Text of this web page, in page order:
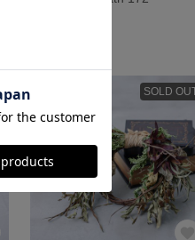
SOLD